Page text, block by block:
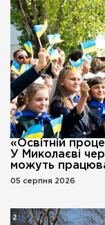
«Освітній
У Миколаєві
можуть
05 серпня 2026